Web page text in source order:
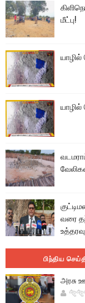
மீட்பு!
யாழில்
யாழில்
வரை
பிந்திய
அரசு